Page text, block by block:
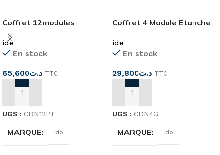
Coffret 12modules
CDN12PT
ide
En stock
د.ت65,600 TTC
AJOUTER AU PANIER
UGS : CDN12PT
MARQUE ide
Coffret 4 Module Etanche
ide
En stock
د.ت29,800 TTC
AJOUTER AU PANIER
UGS : CDN4G
MARQUE ide